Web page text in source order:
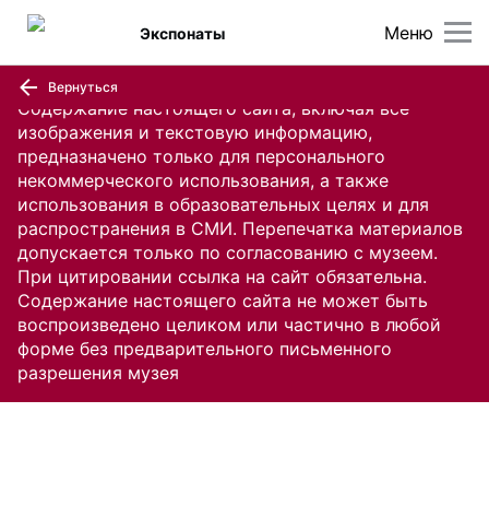
Содержание настоящего сайта, включая все
изображения и текстовую информацию,
предназначено только для персонального
некоммерческого использования, а также
использования в образовательных целях и для
распространения в СМИ. Перепечатка материалов
допускается только по согласованию с музеем.
При цитировании ссылка на сайт обязательна.
Содержание настоящего сайта не может быть
воспроизведено целиком или частично в любой
форме без предварительного письменного
разрешения музея
Меню
Экспонаты
Вернуться